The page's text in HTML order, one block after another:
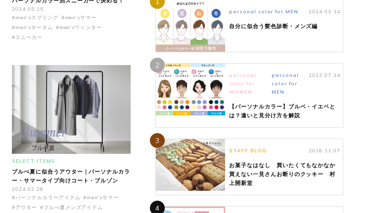
2024.05.15
#men'sスプリング #men'sサマー
#men'sオータム
#men'sウィンター
#スニーカー
SELECT ITEMS
ブルべ夏に似合うアウター｜パーソナルカラ
ー・サマータイプ向けコート・ブルゾン
2024.02.28
#パーソナルカラーアイテム #men'sサマー
#アウター
#ブルべ夏メンズアイテム
personal color for MEN 2024.03.14
自分に似合う髪色診断・メンズ編
2
personal
color for
WOMEN
personal
color for
MEN
2023.07.14
【パーソナルカラー】ブルベ・イエベと
は？違いと見分け方を解説
3
STAFF BLOG 2016.11.07
お菓子なはなし 買いたくてもなかなか
買えない一見さんお断りのクッキー 村
上開新堂
4